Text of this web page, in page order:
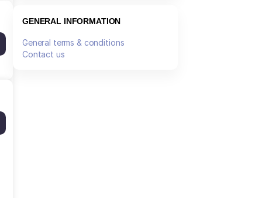
GENERAL INFORMATION
General terms & conditions
Contact us